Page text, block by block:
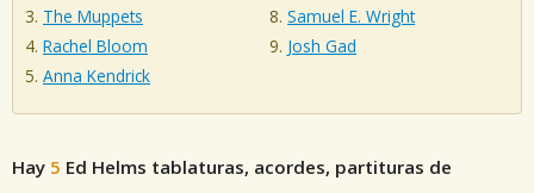
The Muppets
Rachel Bloom
Anna Kendrick
Samuel E. Wright
Josh Gad
Hay 5 Ed Helms tablaturas, acordes, partituras de